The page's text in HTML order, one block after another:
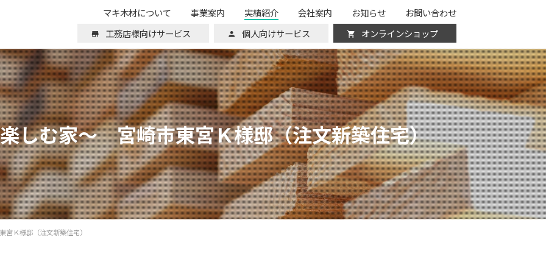
マキ木材について 事業案内 実績紹介 会社案内 お知らせ
お問い合わせ
工務店様向けサービス
個人向けサービス オンラインショップ
しむ家～ 宮崎市東宮Ｋ様邸（注文新築住宅）
Ｋ様邸（注文新築住宅）